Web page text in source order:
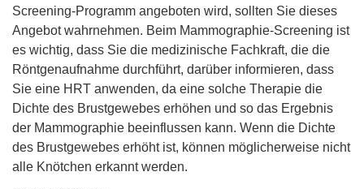
Screening-Programm angeboten wird, sollten Sie dieses
Angebot wahrnehmen. Beim Mammographie-Screening ist
es wichtig, dass Sie die medizinische Fachkraft, die die
Röntgenaufnahme durchführt, darüber informieren, dass
Sie eine HRT anwenden, da eine solche Therapie die
Dichte des Brustgewebes erhöhen und so das Ergebnis
der Mammographie beeinflussen kann. Wenn die Dichte
des Brustgewebes erhöht ist, können möglicherweise nicht
alle Knötchen erkannt werden.